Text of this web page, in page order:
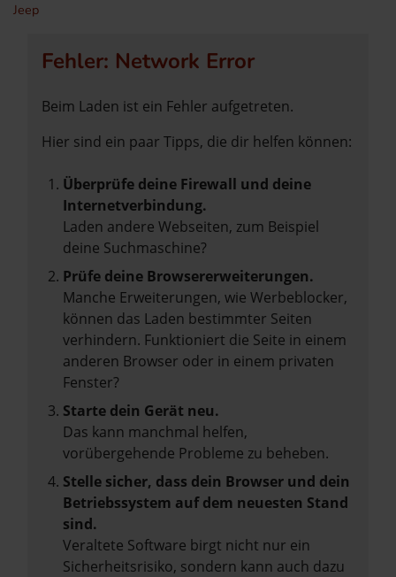
Jeep
Fehler: Network Error
Beim Laden ist ein Fehler aufgetreten.
Hier sind ein paar Tipps, die dir helfen können:
Überprüfe deine Firewall und deine
Internetverbindung.
Laden andere Webseiten, zum Beispiel
deine Suchmaschine?
Prüfe deine Browsererweiterungen.
Manche Erweiterungen, wie Werbeblocker,
können das Laden bestimmter Seiten
verhindern. Funktioniert die Seite in einem
anderen Browser oder in einem privaten
Fenster?
Starte dein Gerät neu.
Das kann manchmal helfen,
vorübergehende Probleme zu beheben.
Stelle sicher, dass dein Browser und dein
Betriebssystem auf dem neuesten Stand
sind.
Veraltete Software birgt nicht nur ein
Sicherheitsrisiko, sondern kann auch dazu